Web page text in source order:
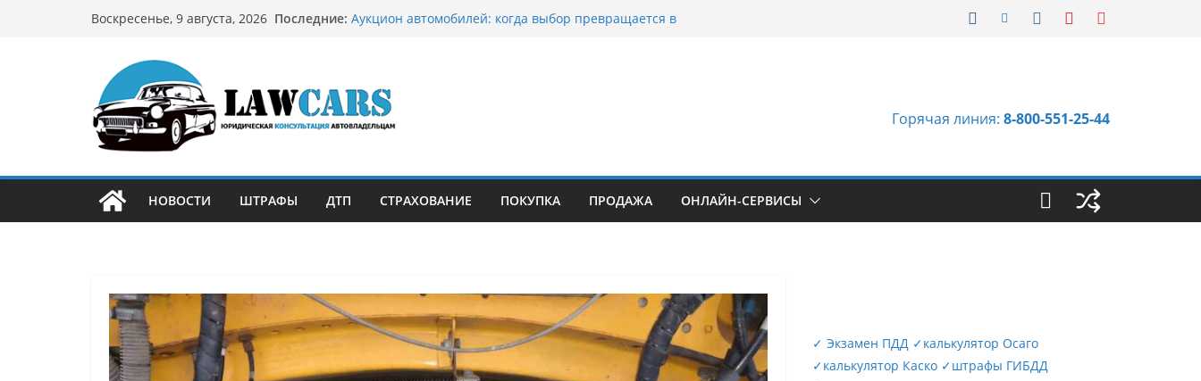
Воскресенье, 9 августа, 2026 Последние: Аукцион автомобилей: когда выбор превращается в
Срочный выкуп битых авто в Москве: почему
автовладельцы выбирают mos-auto
Бриллиантовые серьги: вечная классика или
может подойти
Горячая линия: 8-800-551-25-44
НОВОСТИ ШТРАФЫ ДТП СТРАХОВАНИЕ ПОКУПКА ПРОДАЖА ОНЛАЙН-СЕРВИСЫ
✓ Экзамен ПДД ✓калькулятор Осаго
✓калькулятор Каско ✓штрафы ГИБДД